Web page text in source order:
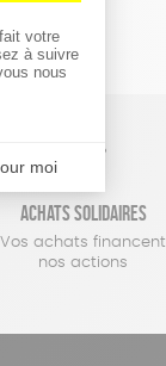
Achats solidaires
Vos achats financent
nos actions